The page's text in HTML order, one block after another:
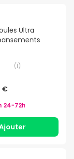
Ultra
(1)
€
24-72h